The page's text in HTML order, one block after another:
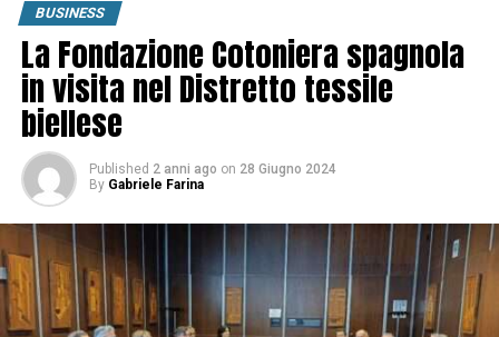
BUSINESS
La Fondazione Cotoniera spagnola
in visita nel Distretto tessile
biellese
Published 2 anni ago on 28 Giugno 2024
By Gabriele Farina